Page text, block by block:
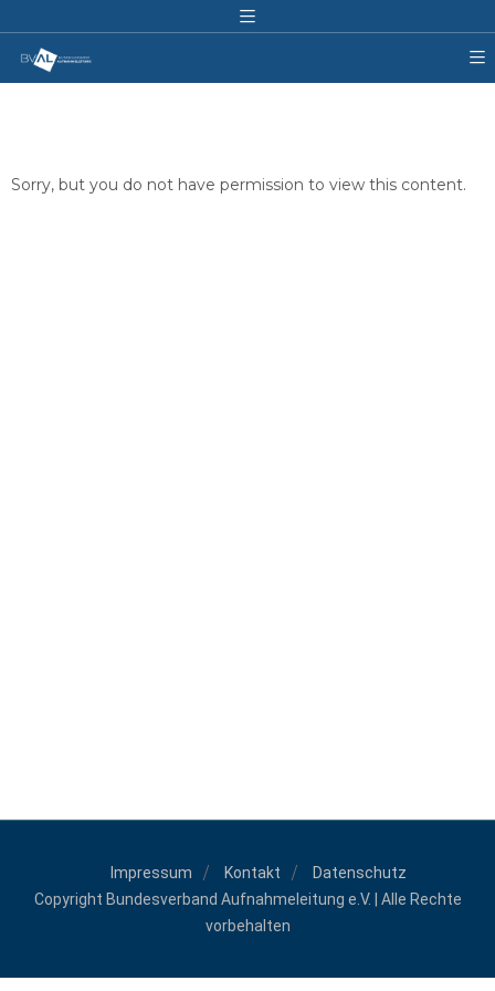
Sorry, but you do not have permission to view this content.
Impressum Kontakt
Datenschutz
Copyright Bundesverband Aufnahmeleitung e.V. | Alle Rechte
vorbehalten